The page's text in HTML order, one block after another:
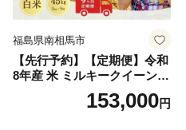
福島県南相馬市
【先行予約】【定期便】令和
8年産 米 ミルキークイーン
白米 45kg (5kg×9回) | ミルキ
ークイーン 米5kg 福島 福島
153,000円